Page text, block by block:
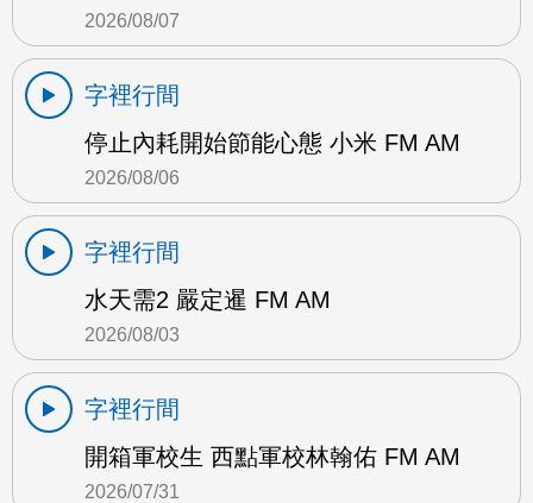
2026/08/07
字裡行間
停止內耗開始節能心態 小米 FM AM
2026/08/06
字裡行間
水天需2 嚴定暹 FM AM
2026/08/03
字裡行間
開箱軍校生 西點軍校林翰佑 FM AM
2026/07/31